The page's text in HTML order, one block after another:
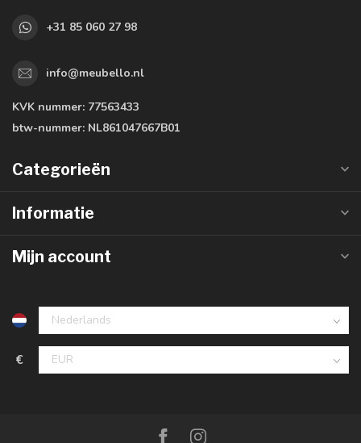
+31 85 060 27 98
info@meubello.nl
KVK nummer: 77563433
btw-nummer: NL861047667B01
Categorieën
Informatie
Mijn account
€